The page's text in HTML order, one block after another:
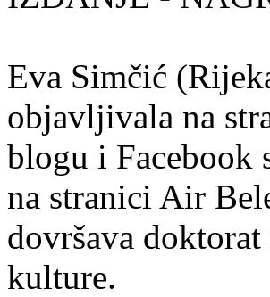
Eva Simčić
objavljivala na
blogu i Facebook
na stranici Air
dovršava
kulture.